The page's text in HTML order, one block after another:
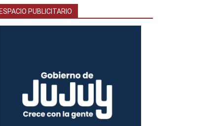
ESPACIO PUBLICITARIO